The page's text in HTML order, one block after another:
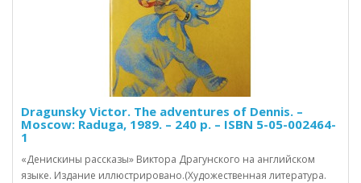
Dragunsky Victor. The adventures of Dennis. –
Moscow: Raduga, 1989. – 240 p. – ISBN 5-05-002464-
1
«Денискины рассказы» Виктора Драгунского на английском
языке. Издание иллюстрировано.(Художественная литература.